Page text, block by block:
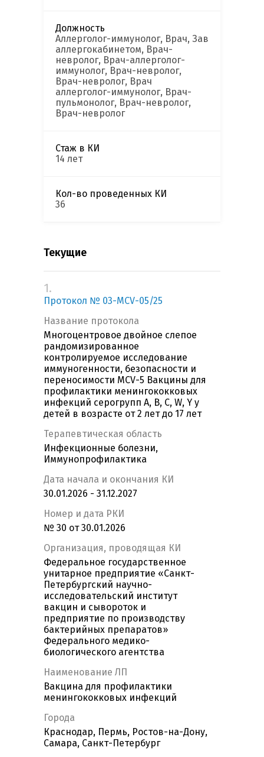
Должность
Аллерголог-иммунолог, Врач, Зав
аллергокабинетом, Врач-
невролог, Врач-аллерголог-
иммунолог, Врач-невролог,
Врач-невролог, Врач
аллерголог-иммунолог, Врач-
пульмонолог, Врач-невролог,
Врач-невролог
Стаж в КИ
14 лет
Кол-во проведенных КИ
36
Текущие
1.
Протокол № 03-MCV-05/25
Название протокола
Многоцентровое двойное слепое
рандомизированное
контролируемое исследование
иммуногенности, безопасности и
переносимости MCV-5 Вакцины для
профилактики менингококковых
инфекций серогрупп А, B, C, W, Y у
детей в возрасте от 2 лет до 17 лет
Терапевтическая область
Инфекционные болезни,
Иммунопрофилактика
Дата начала и окончания КИ
30.01.2026 - 31.12.2027
Номер и дата РКИ
№ 30 от 30.01.2026
Организация, проводящая КИ
Федеральное государственное
унитарное предприятие «Санкт-
Петербургский научно-
исследовательский институт
вакцин и сывороток и
предприятие по производству
бактерийных препаратов»
Федерального медико-
биологического агентства
Наименование ЛП
Вакцина для профилактики
менингококковых инфекций
Города
Краснодар, Пермь, Ростов-на-Дону,
Самара, Санкт-Петербург